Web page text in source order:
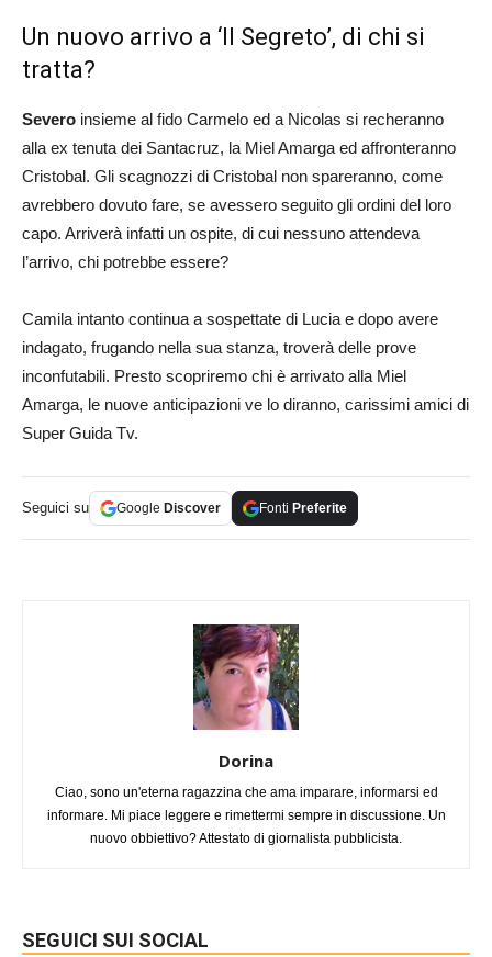
Un nuovo arrivo a ‘Il Segreto’, di chi si
tratta?
Severo insieme al fido Carmelo ed a Nicolas si recheranno
alla ex tenuta dei Santacruz, la Miel Amarga ed affronteranno
Cristobal. Gli scagnozzi di Cristobal non spareranno, come
avrebbero dovuto fare, se avessero seguito gli ordini del loro
capo. Arriverà infatti un ospite, di cui nessuno attendeva
l’arrivo, chi potrebbe essere?
Camila intanto continua a sospettate di Lucia e dopo avere
indagato, frugando nella sua stanza, troverà delle prove
inconfutabili. Presto scopriremo chi è arrivato alla Miel
Amarga, le nuove anticipazioni ve lo diranno, carissimi amici di
Super Guida Tv.
Seguici su Google Discover Fonti Preferite
Dorina
Ciao, sono un'eterna ragazzina che ama imparare, informarsi ed
informare. Mi piace leggere e rimettermi sempre in discussione. Un
nuovo obbiettivo? Attestato di giornalista pubblicista.
SEGUICI SUI SOCIAL